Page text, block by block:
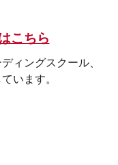
こちら
ィングスクール、
います。